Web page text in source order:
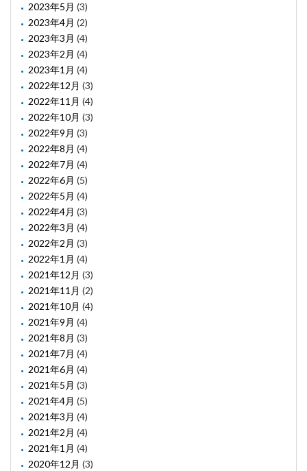
2023年5月 (3)
2023年4月 (2)
2023年3月 (4)
2023年2月 (4)
2023年1月 (4)
2022年12月 (3)
2022年11月 (4)
2022年10月 (3)
2022年9月 (3)
2022年8月 (4)
2022年7月 (4)
2022年6月 (5)
2022年5月 (4)
2022年4月 (3)
2022年3月 (4)
2022年2月 (3)
2022年1月 (4)
2021年12月 (3)
2021年11月 (2)
2021年10月 (4)
2021年9月 (4)
2021年8月 (3)
2021年7月 (4)
2021年6月 (4)
2021年5月 (3)
2021年4月 (5)
2021年3月 (4)
2021年2月 (4)
2021年1月 (4)
2020年12月 (3)